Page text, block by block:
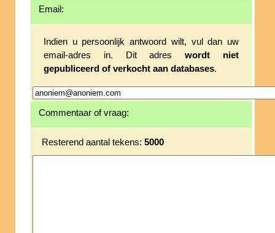
Email:
Indien u persoonlijk antwoord wilt, vul dan uw
email-adres in. Dit adreswordt niet
gepubliceerd of verkocht aan databases.
Commentaar of vraag:
Resterend aantal tekens: 5000